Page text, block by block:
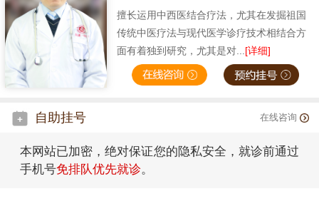
擅长运用中西医结合疗法，尤其在发掘祖国
传统中医疗法与现代医学诊疗技术相结合方
面有着独到研究，尤其是对...[详细]
自助挂号 在线咨询
本网站已加密，绝对保证您的隐私安全，就诊前通过
手机号免排队优先就诊。